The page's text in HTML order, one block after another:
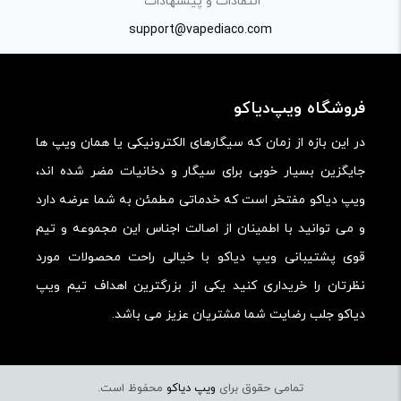
support@vapediaco.com
فروشگاه ویپ‌دیاکو
در این بازه از زمان که سیگارهای الکترونیکی یا همان ویپ ها
جایگزین بسیار خوبی برای سیگار و دخانیات مضر شده اند،
ویپ دیاکو مفتخر است که خدماتی مطمئن به شما عرضه دارد
و می توانید با اطمینان از اصالت اجناس این مجموعه و تیم
قوی پشتیبانی ویپ دیاکو با خیالی راحت محصولات مورد
نظرتان را خریداری کنید یکی از بزرگترین اهداف تیم ویپ
دیاکو جلب رضایت شما مشتریان عزیز می باشد.
تمامی حقوق برای ویپ دیاکو محفوظ است.